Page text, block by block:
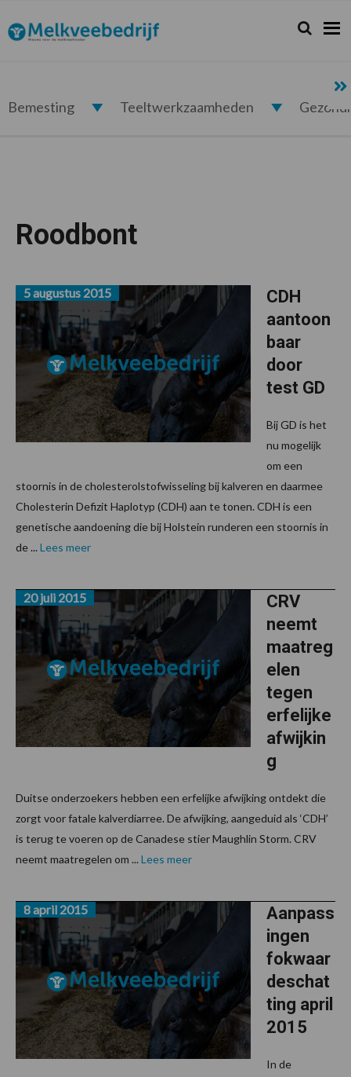
de
hoofdnavigatie
de
hoofd
de
voettekst
Melkveebedrijf.nl Zoeken...
Zoek
Bemesting Teeltwerkzaamheden
Roodbont
CDH
aantoon
baar
door
test GD
5 augustus 2015
Bij GD is het
nu mogelijk
om een
stoornis in de cholesterolstofwisseling bij kalveren en daarmee
Cholesterin Defizit Haplotyp (CDH) aan te tonen. CDH is een
genetische aandoening die bij Holstein runderen een stoornis in
de ... Lees meer
CRV
neemt
maatreg
elen
tegen
erfelijke
afwijkin
g
20 juli 2015
Duitse onderzoekers hebben een erfelijke afwijking ontdekt die
zorgt voor fatale kalverdiarree. De afwijking, aangeduid als ‘CDH’
is terug te voeren op de Canadese stier Maughlin Storm. CRV
neemt maatregelen om ... Lees meer
Aanpass
ingen
fokwaar
deschat
ting april
2015
8 april 2015
In de